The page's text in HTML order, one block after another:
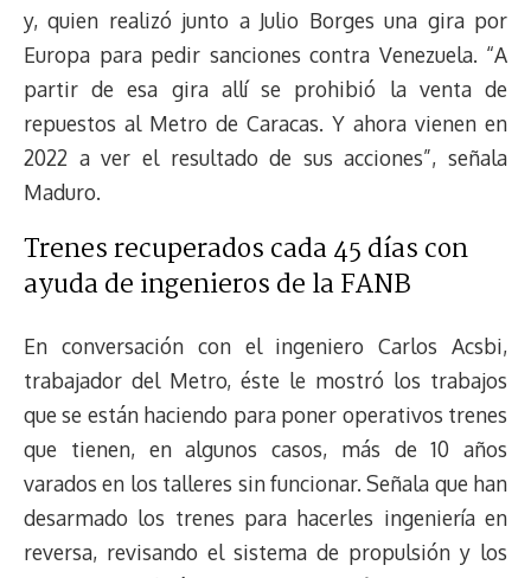
y, quien realizó junto a Julio Borges una gira por
Europa para pedir sanciones contra Venezuela. “A
partir de esa gira allí se prohibió la venta de
repuestos al Metro de Caracas. Y ahora vienen en
2022 a ver el resultado de sus acciones”, señala
Maduro.
Trenes recuperados cada 45 días con
ayuda de ingenieros de la FANB
En conversación con el ingeniero Carlos Acsbi,
trabajador del Metro, éste le mostró los trabajos
que se están haciendo para poner operativos trenes
que tienen, en algunos casos, más de 10 años
varados en los talleres sin funcionar. Señala que han
desarmado los trenes para hacerles ingeniería en
reversa, revisando el sistema de propulsión y los